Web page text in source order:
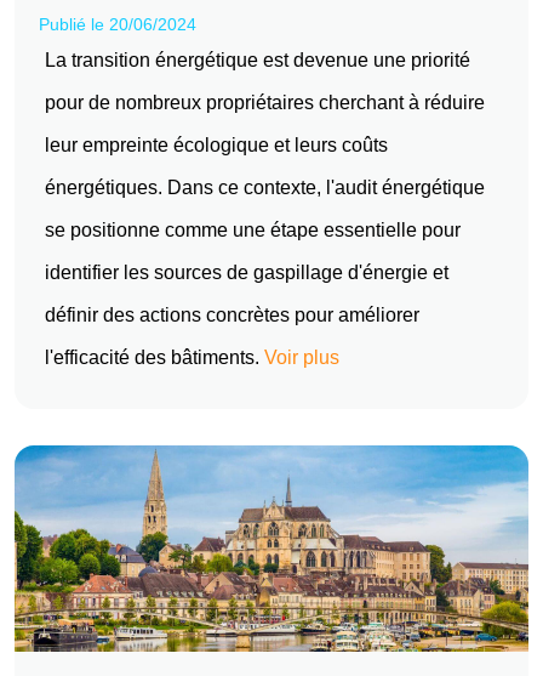
Publié le 20/06/2024
La transition énergétique est devenue une priorité
pour de nombreux propriétaires cherchant à réduire
leur empreinte écologique et leurs coûts
énergétiques. Dans ce contexte, l'audit énergétique
se positionne comme une étape essentielle pour
identifier les sources de gaspillage d'énergie et
définir des actions concrètes pour améliorer
l'efficacité des bâtiments. Voir plus